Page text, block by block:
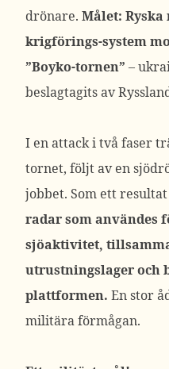
drönare. Målet:
krigförings-system
”Boyko-tornen” –
beslagtagits av
I en attack i två faser
tornet, följt av en
jobbet. Som ett resultat
radar som användes
sjöaktivitet,
utrustningslager och
plattformen. En stor
militära förmågan.